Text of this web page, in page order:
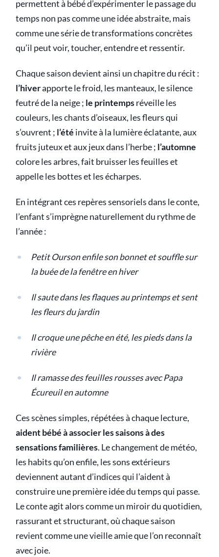
permettent à bébé d’expérimenter le passage du
temps non pas comme une idée abstraite, mais
comme une série de transformations concrètes
qu’il peut voir, toucher, entendre et ressentir.
Chaque saison devient ainsi un chapitre du récit :
l’hiverapporte le froid, les manteaux, le silence
feutré de la neige ; le printempsréveille les
couleurs, les chants d’oiseaux, les fleurs qui
s’ouvrent ; l’été invite à la lumière éclatante, aux
fruits juteux et aux jeux dans l’herbe ; l’automne
colore les arbres, fait bruisser les feuilles et
appelle les bottes et les écharpes.
En intégrant ces repères sensoriels dans le conte,
l’enfant s’imprègne naturellement du rythme de
l’année :
Petit Ourson enfile son bonnet et souffle sur
la buée de la fenêtre en hiver
Il saute dans les flaques au printemps et sent
les fleurs du jardin
Il croque une pêche en été, les pieds dans la
rivière
Il ramasse des feuilles rousses avec Papa
Écureuil en automne
Ces scènes simples, répétées à chaque lecture,
aident bébé à associer les saisons à des
sensations familières. Le changement de météo,
les habits qu’on enfile, les sons extérieurs
deviennent autant d’indices qui l’aident à
construire une première idée du temps qui passe.
Le conte agit alors comme un miroir du quotidien,
rassurant et structurant, où chaque saison
revient comme une vieille amie que l’on reconnaît
avec joie.